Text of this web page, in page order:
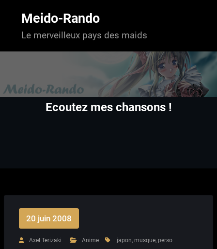
Meido-Rando
Le merveilleux pays des maids
Ecoutez mes chansons !
20 juin 2008
Axel Terizaki Anime japon, musque, perso